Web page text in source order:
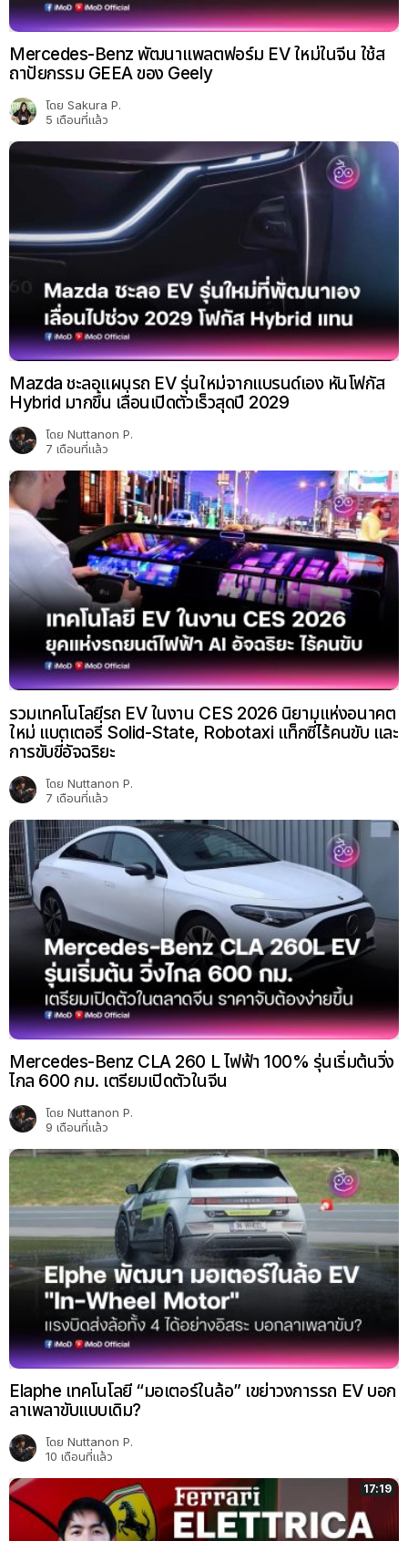
Mercedes-Benz พัฒนาแพลตฟอร์ม EV ใหม่ในจีน ใช้ส
ถาปัยกรรม GEEA ของ Geely
โดย Sakura P.
5 เดือนที่แล้ว
Mazda ชะลอแผนรถ EV รุ่นใหม่จากแบรนด์เอง หันโฟกัส
Hybrid มากขึ้น เลื่อนเปิดตัวเร็วสุดปี 2029
โดย Nuttanon P.
7 เดือนที่แล้ว
รวมเทคโนโลยีรถ EV ในงาน CES 2026 นิยามแห่งอนาคต
ใหม่ แบตเตอรี่ Solid-State, Robotaxi แท็กซี่ไร้คนขับ และ
การขับขี่อัจฉริยะ
โดย Nuttanon P.
7 เดือนที่แล้ว
Mercedes-Benz CLA 260 L ไฟฟ้า 100% รุ่นเริ่มต้นวิ่ง
ไกล 600 กม. เตรียมเปิดตัวในจีน
โดย Nuttanon P.
9 เดือนที่แล้ว
Elaphe เทคโนโลยี “มอเตอร์ในล้อ” เขย่าวงการรถ EV บอก
ลาเพลาขับแบบเดิม?
โดย Nuttanon P.
10 เดือนที่แล้ว
17:19